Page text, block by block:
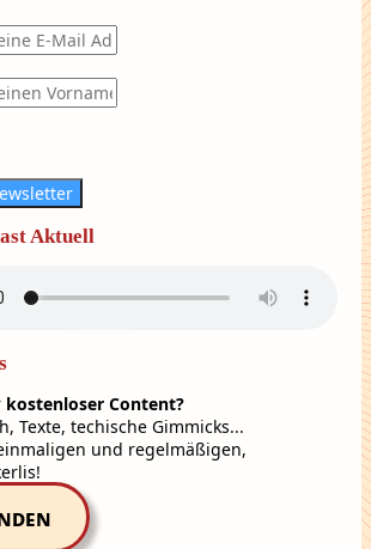
Aktuell
kostenloser Content?
Texte, techische Gimmicks...
und regelmäßigen,